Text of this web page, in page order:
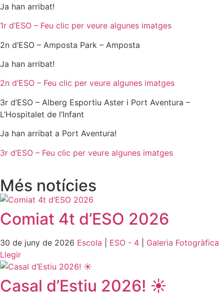
Ja han arribat!
1r d’ESO – Feu clic per veure algunes imatges
2n d’ESO – Amposta Park – Amposta
Ja han arribat!
2n d’ESO – Feu clic per veure algunes imatges
3r d’ESO – Alberg Esportiu Aster i Port Aventura –
L’Hospitalet de l’Infant
Ja han arribat a Port Aventura!
3r d’ESO – Feu clic per veure algunes imatges
Més notícies
Comiat 4t d’ESO 2026
30 de juny de 2026 Escola ESO - 4
Galeria Fotogràfica
Llegir
Casal d’Estiu 2026! ☀️